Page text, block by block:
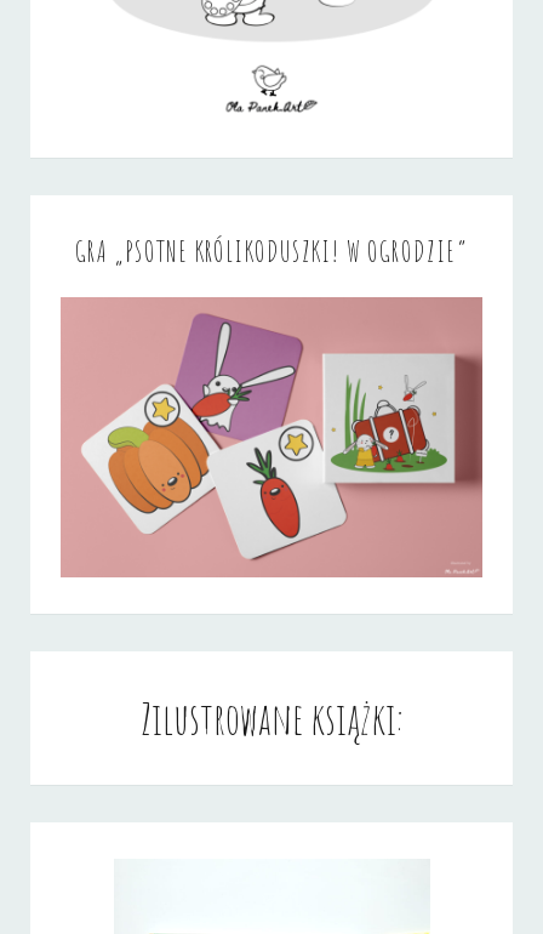
GRA „PSOTNE KRÓLIKODUSZKI! W OGRODZIE”
Zilustrowane książki: